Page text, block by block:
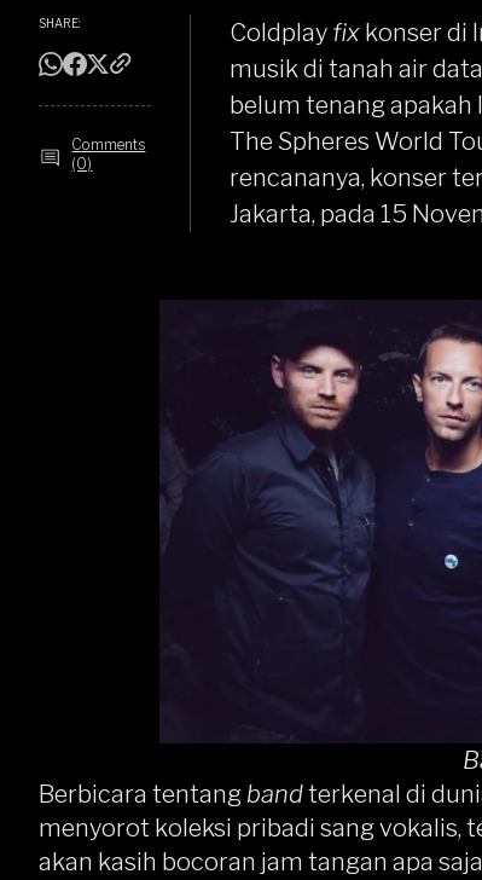
SHARE:
Comments
(0)
Coldplay fix konser di
musik di tanah air
belum tenang apakah
The Spheres World
rencananya, konser
Jakarta, pada 15
Berbicara tentang bandterkenal di
menyorot koleksi pribadi sang vokalis,
akan kasih bocoran jam tangan apa